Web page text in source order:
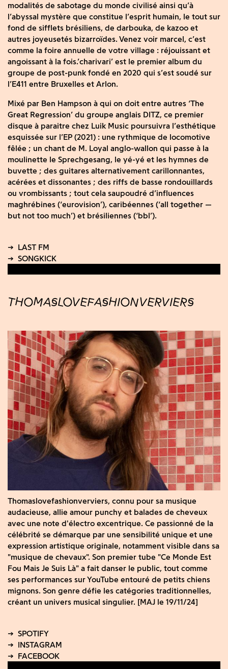
modalités de sabotage du monde civilisé ainsi qu’à
l’abyssal mystère que constitue l’esprit humain, le tout sur
fond de sifflets brésiliens, de darbouka, de kazoo et
autres joyeusetés bizarroïdes. Venez voir marcel, c’est
comme la foire annuelle de votre village : réjouissant et
angoissant à la fois.’charivari’ est le premier album du
groupe de post-punk fondé en 2020 qui s’est soudé sur
l’E411 entre Bruxelles et Arlon.
Mixé par Ben Hampson à qui on doit entre autres ‘The
Great Regression’ du groupe anglais DITZ, ce premier
disque à paraitre chez Luik Music poursuivra l’esthétique
esquissée sur l’EP (2021) : une rythmique de locomotive
fêlée ; un chant de M. Loyal anglo-wallon qui passe à la
moulinette le Sprechgesang, le yé-yé et les hymnes de
buvette ; des guitares alternativement carillonnantes,
acérées et dissonantes ; des riffs de basse rondouillards
ou vrombissants ; tout cela saupoudré d’influences
maghrébines (‘eurovision’), caribéennes (‘all together —
but not too much’) et brésiliennes (‘bbl’).
THOMASLOVEFASHIONVERVIERS
Thomaslovefashionverviers, connu pour sa musique
audacieuse, allie amour punchy et balades de cheveux
avec une note d'électro excentrique. Ce passionné de la
célébrité se démarque par une sensibilité unique et une
expression artistique originale, notamment visible dans sa
"musique de chevaux". Son premier tube "Ce Monde Est
Fou Mais Je Suis Là" a fait danser le public, tout comme
ses performances sur YouTube entouré de petits chiens
mignons. Son genre défie les catégories traditionnelles,
créant un univers musical singulier. [MAJ le 19/11/24]